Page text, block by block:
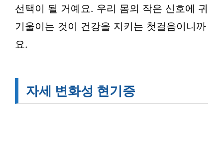
선택이 될 거예요. 우리 몸의 작은 신호에 귀
기울이는 것이 건강을 지키는 첫걸음이니까
요.
자세 변화성 현기증